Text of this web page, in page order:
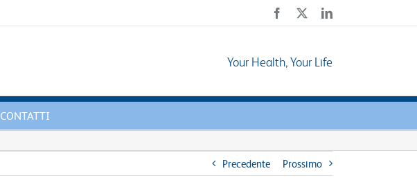
Facebook LinkedIn
Your Health, Your Life
CONTATTI
Precedente Prossimo